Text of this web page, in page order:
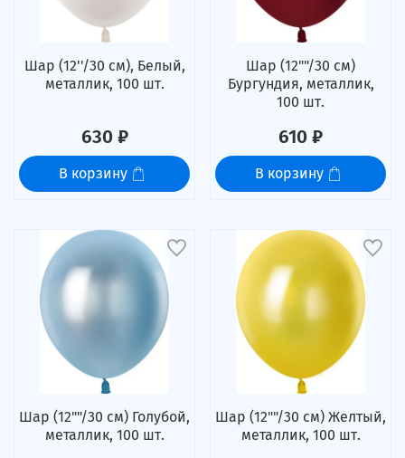
Шар (12''/30 см), Белый,
металлик, 100 шт.
630 ₽
В корзину
Шар (12""/30 см)
Бургундия, металлик,
100 шт.
610 ₽
В корзину
Шар (12""/30 см) Голубой,
металлик, 100 шт.
Шар (12""/30 см) Желтый,
металлик, 100 шт.